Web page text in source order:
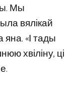
Мы
вялікай
яна. «І тады
хвіліну, ці